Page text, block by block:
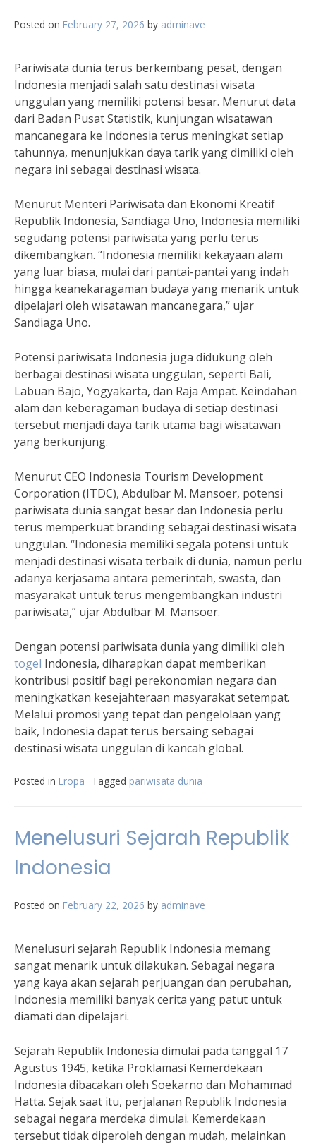
Posted on February 27, 2026 by adminave
Pariwisata dunia terus berkembang pesat, dengan
Indonesia menjadi salah satu destinasi wisata
unggulan yang memiliki potensi besar. Menurut data
dari Badan Pusat Statistik, kunjungan wisatawan
mancanegara ke Indonesia terus meningkat setiap
tahunnya, menunjukkan daya tarik yang dimiliki oleh
negara ini sebagai destinasi wisata.
Menurut Menteri Pariwisata dan Ekonomi Kreatif
Republik Indonesia, Sandiaga Uno, Indonesia memiliki
segudang potensi pariwisata yang perlu terus
dikembangkan. “Indonesia memiliki kekayaan alam
yang luar biasa, mulai dari pantai-pantai yang indah
hingga keanekaragaman budaya yang menarik untuk
dipelajari oleh wisatawan mancanegara,” ujar
Sandiaga Uno.
Potensi pariwisata Indonesia juga didukung oleh
berbagai destinasi wisata unggulan, seperti Bali,
Labuan Bajo, Yogyakarta, dan Raja Ampat. Keindahan
alam dan keberagaman budaya di setiap destinasi
tersebut menjadi daya tarik utama bagi wisatawan
yang berkunjung.
Menurut CEO Indonesia Tourism Development
Corporation (ITDC), Abdulbar M. Mansoer, potensi
pariwisata dunia sangat besar dan Indonesia perlu
terus memperkuat branding sebagai destinasi wisata
unggulan. “Indonesia memiliki segala potensi untuk
menjadi destinasi wisata terbaik di dunia, namun perlu
adanya kerjasama antara pemerintah, swasta, dan
masyarakat untuk terus mengembangkan industri
pariwisata,” ujar Abdulbar M. Mansoer.
Dengan potensi pariwisata dunia yang dimiliki oleh
togel Indonesia, diharapkan dapat memberikan
kontribusi positif bagi perekonomian negara dan
meningkatkan kesejahteraan masyarakat setempat.
Melalui promosi yang tepat dan pengelolaan yang
baik, Indonesia dapat terus bersaing sebagai
destinasi wisata unggulan di kancah global.
Posted in Eropa Tagged pariwisata dunia
Menelusuri Sejarah Republik
Indonesia
Posted on February 22, 2026 by adminave
Menelusuri sejarah Republik Indonesia memang
sangat menarik untuk dilakukan. Sebagai negara
yang kaya akan sejarah perjuangan dan perubahan,
Indonesia memiliki banyak cerita yang patut untuk
diamati dan dipelajari.
Sejarah Republik Indonesia dimulai pada tanggal 17
Agustus 1945, ketika Proklamasi Kemerdekaan
Indonesia dibacakan oleh Soekarno dan Mohammad
Hatta. Sejak saat itu, perjalanan Republik Indonesia
sebagai negara merdeka dimulai. Kemerdekaan
tersebut tidak diperoleh dengan mudah, melainkan